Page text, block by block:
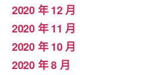
2020 年 12 月
2020 年 11 月
2020 年 10 月
2020 年 8 月